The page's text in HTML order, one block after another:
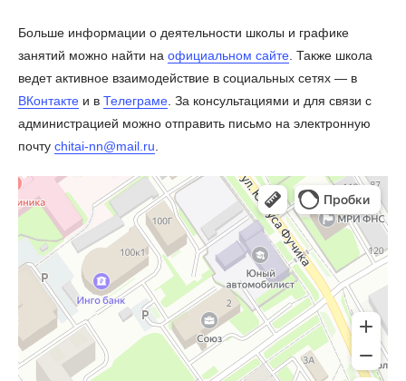
Больше информации о деятельности школы и графике
занятий можно найти на официальном сайте . Также школа
ведет активное взаимодействие в социальных сетях — в
ВКонтакте и в Телеграме . За консультациями и для связи с
администрацией можно отправить письмо на электронную
почту chitai-nn@mail.ru